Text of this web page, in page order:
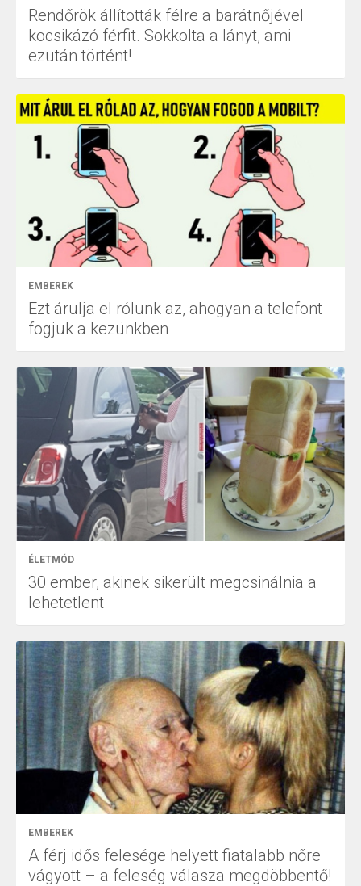
Rendőrök állították félre a barátnőjével
kocsikázó férfit. Sokkolta a lányt, ami
ezután történt!
EMBEREK
Ezt árulja el rólunk az, ahogyan a telefont
fogjuk a kezünkben
ÉLETMÓD
30 ember, akinek sikerült megcsinálnia a
lehetetlent
EMBEREK
A férj idős felesége helyett fiatalabb nőre
vágyott – a feleség válasza megdöbbentő!